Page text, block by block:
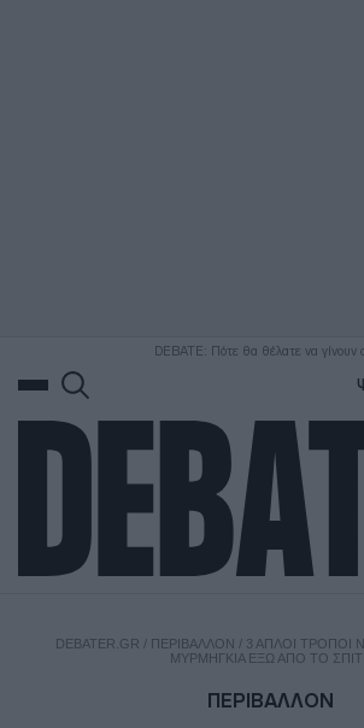
DEBATE: Πότε θα θέλατε να γίνουν
DEBATER.GR / ΠΕΡΙΒΑΛΛΟΝ / 3 ΑΠΛΟΊ ΤΡΌΠΟΙ
ΜΥΡΜΉΓΚΙΑ ΈΞΩ ΑΠΌ ΤΟ
ΠΕΡΙΒΑΛΛΟΝ